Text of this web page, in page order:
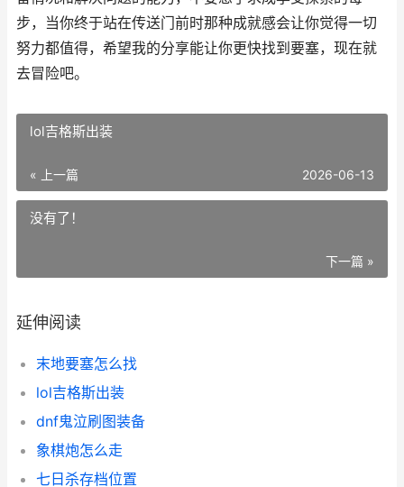
步，当你终于站在传送门前时那种成就感会让你觉得一切
努力都值得，希望我的分享能让你更快找到要塞，现在就
去冒险吧。
lol吉格斯出装
« 上一篇 2026-06-13
没有了！
下一篇 »
延伸阅读
末地要塞怎么找
lol吉格斯出装
dnf鬼泣刷图装备
象棋炮怎么走
七日杀存档位置